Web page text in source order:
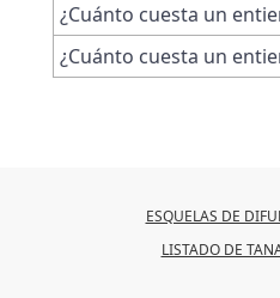
¿Cuánto cuesta un
¿Cuánto cuesta un
ESQUELAS DE
LISTADO DE